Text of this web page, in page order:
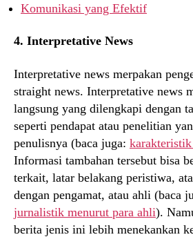
Komunikasi yang Efektif
4. Interpretative News
Interpretative news merpakan
straight news. Interpretative news
langsung yang dilengkapi dengan
seperti pendapat atau penelitian
penulisnya (baca juga:
Informasi tambahan tersebut bisa
terkait, latar belakang peristiwa,
dengan pengamat, atau ahli (baca
jurnalistik menurut para ahli).
berita jenis ini lebih menekankan